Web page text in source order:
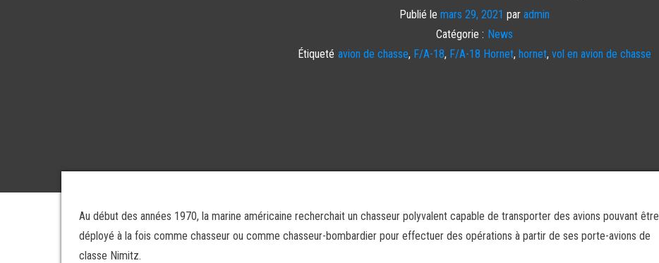
Publié le mars 29, 2021 par admin
Catégorie : News
Étiqueté avion de chasse, F/A-18, F/A-18 Hornet, hornet, vol en avion de chasse
Au début des années 1970, la marine américaine recherchait un chasseur polyvalent capable de transporter des avions pouvant être
déployé à la fois comme chasseur ou comme chasseur-bombardier pour effectuer des opérations à partir de ses porte-avions de
classe Nimitz.